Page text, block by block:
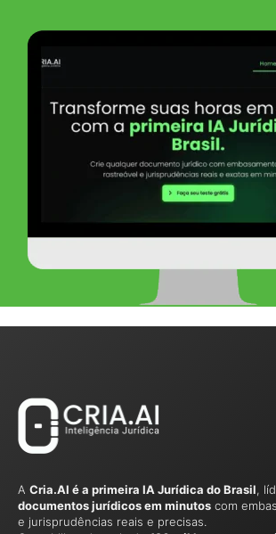
A Cria.AI é a primeira IA Jurídica do Brasil,
documentos jurídicos em minutos com
e jurisprudências reais e precisas.